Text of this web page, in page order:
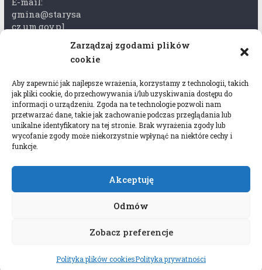
Zarządzaj zgodami plików
cookie
Aby zapewnić jak najlepsze wrażenia, korzystamy z technologii, takich
jak pliki cookie, do przechowywania i/lub uzyskiwania dostępu do
informacji o urządzeniu. Zgoda na te technologie pozwoli nam
przetwarzać dane, takie jak zachowanie podczas przeglądania lub
unikalne identyfikatory na tej stronie. Brak wyrażenia zgody lub
wycofanie zgody może niekorzystnie wpłynąć na niektóre cechy i
funkcje.
Akceptuję
Odmów
Zobacz preferencje
Polityka plików cookiesPolityka prywatności
gmina@starysa
cz.um.gov.pl
Adres skrzynki
rytka
Adres do e-
Doręczeń:
AEL-97528-
78647-USWGJ-
Copyright © 2026Gmina Stary Sącz